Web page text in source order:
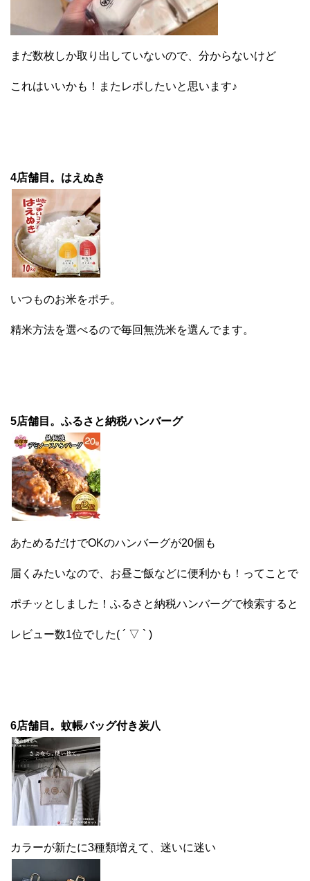
まだ数枚しか取り出していないので、分からないけど
これはいいかも！またレポしたいと思います♪
4店舗目。はえぬき
いつものお米をポチ。
精米方法を選べるので毎回無洗米を選んでます。
5店舗目。ふるさと納税ハンバーグ
あためるだけでOKのハンバーグが20個も
届くみたいなので、お昼ご飯などに便利かも！ってことで
ポチッとしました！ふるさと納税ハンバーグで検索すると
レビュー数1位でした( ´ ▽ ` )
6店舗目。蚊帳バッグ付き炭八
カラーが新たに3種類増えて、迷いに迷い